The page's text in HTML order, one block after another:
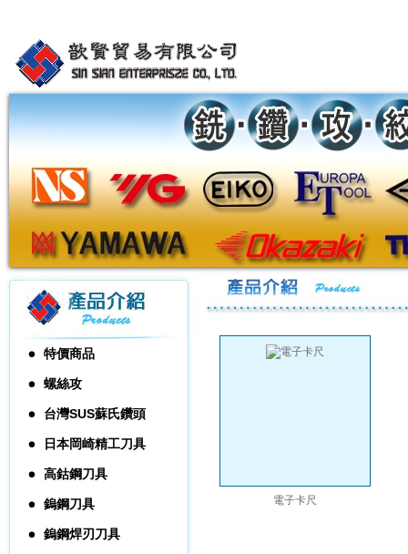
特價商品
螺絲攻
台灣SUS蘇氏鑽頭
日本岡崎精工刀具
高鈷鋼刀具
鎢鋼刀具
鎢鋼焊刃刀具
電子卡尺